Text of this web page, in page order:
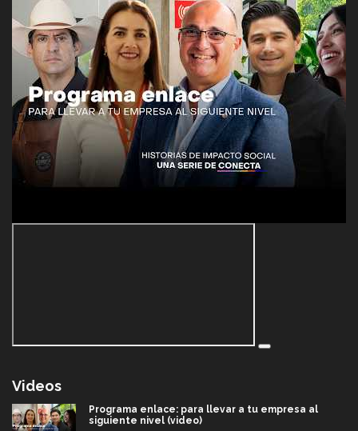
Videos
Programa enlace: para llevar a tu empresa al
siguiente nivel (video)